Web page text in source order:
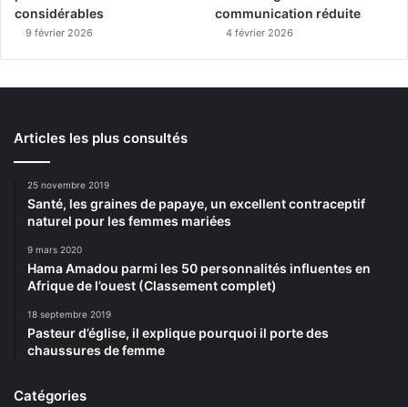
considérables
9 février 2026
communication réduite
4 février 2026
Articles les plus consultés
25 novembre 2019
Santé, les graines de papaye, un excellent contraceptif
naturel pour les femmes mariées
9 mars 2020
Hama Amadou parmi les 50 personnalités influentes en
Afrique de l’ouest (Classement complet)
18 septembre 2019
Pasteur d’église, il explique pourquoi il porte des
chaussures de femme
Catégories